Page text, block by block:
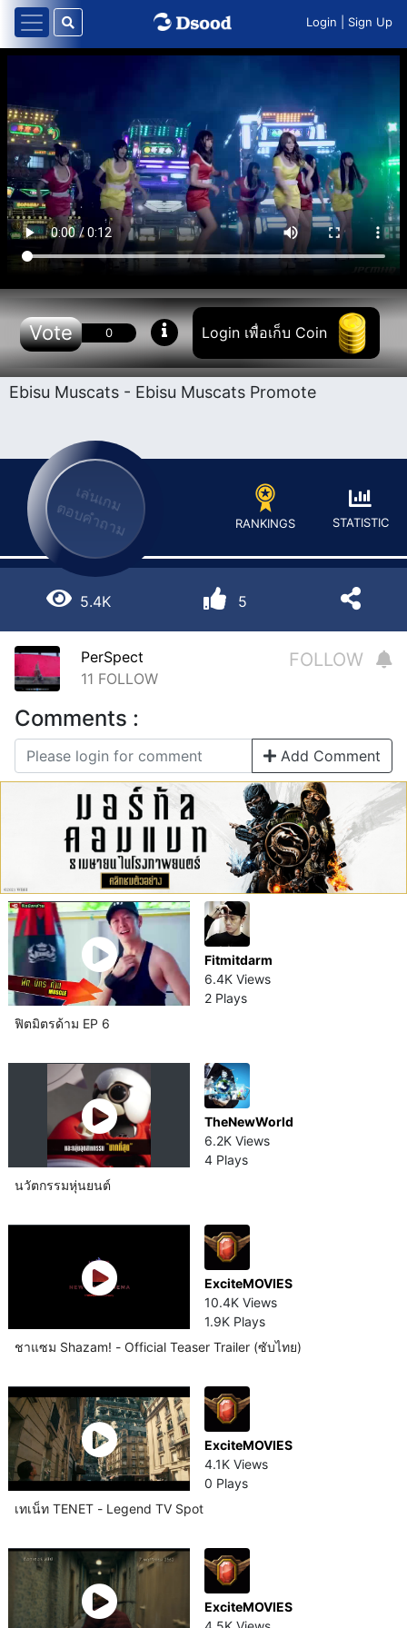
Login Sign Up
Vote 0 Login เพื่อเก็บ Coin
Ebisu Muscats - Ebisu Muscats Promote
เล่นเกม
ตอบคำถาม RANKINGS STATISTIC
5.4K 5
PerSpect
11 FOLLOW
FOLLOW
Comments :
Add Comment
Fitmitdarm
6.4K Views
2 Plays
ฟิตมิตรด้าม EP 6
TheNewWorld
6.2K Views
4 Plays
นวัตกรรม​หุ่นยนต์
ExciteMOVIES
10.4K Views
1.9K Plays
ชาแซม Shazam! - Official Teaser Trailer (ซับไทย)
ExciteMOVIES
4.1K Views
0 Plays
เทเน็ท TENET - Legend TV Spot
ExciteMOVIES